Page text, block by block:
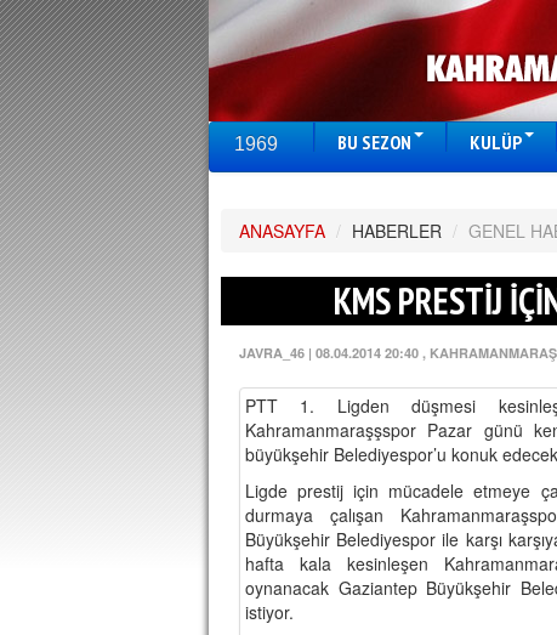
1969 BU SEZON KULÜP
ANASAYFA / HABERLER / GENEL
KMS PRESTİJ
JAVRA_46 | 08.04.2014 20:40 , KAHRAMANMARAŞ
PTT 1. Ligden düşmesi
Kahramanmaraşşspor Pazar günü
büyükşehir Belediyespor’u konuk
Ligde prestij için mücadele etmeye
durmaya çalışan
Büyükşehir Belediyespor ile karşı
hafta kala kesinleşen
oynanacak Gaziantep Büyükşehir
istiyor.